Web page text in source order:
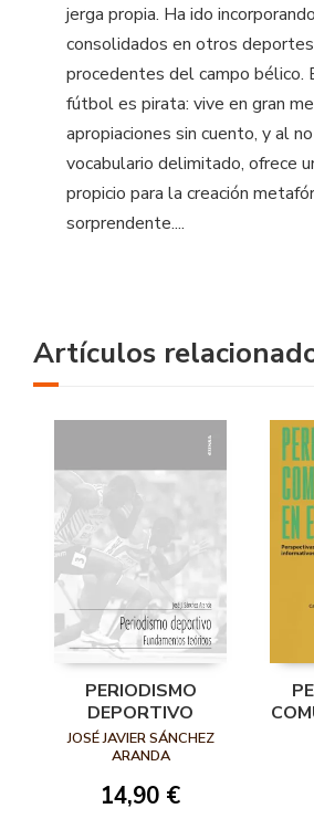
jerga propia. Ha ido
consolidados en otros
procedentes del campo bélico.
fútbol es pirata: vive en gran
apropiaciones sin cuento, y al
vocabulario delimitado, ofrece
propicio para la creación
sorprendente....
Artículos
PERIODISMO
DEPORTIVO
JOSÉ JAVIER SÁNCHEZ
ARANDA
14,90 €